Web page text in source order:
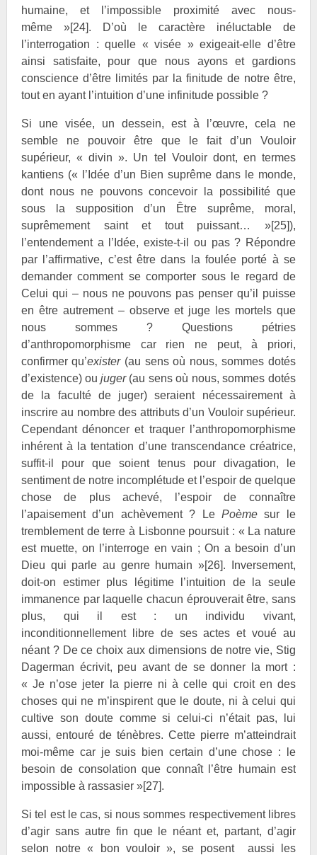
humaine, et l’impossible proximité avec nous-
même »[24]. D’où le caractère inéluctable de
l’interrogation : quelle « visée » exigeait-elle d’être
ainsi satisfaite, pour que nous ayons et gardions
conscience d’être limités par la finitude de notre être,
tout en ayant l’intuition d’une infinitude possible ?
Si une visée, un dessein, est à l’œuvre, cela ne
semble ne pouvoir être que le fait d’un Vouloir
supérieur, « divin ». Un tel Vouloir dont, en termes
kantiens (« l’Idée d’un Bien suprême dans le monde,
dont nous ne pouvons concevoir la possibilité que
sous la supposition d’un Être suprême, moral,
suprêmement saint et tout puissant… »[25]),
l’entendement a l’Idée, existe-t-il ou pas ? Répondre
par l’affirmative, c’est être dans la foulée porté à se
demander comment se comporter sous le regard de
Celui qui – nous ne pouvons pas penser qu’il puisse
en être autrement – observe et juge les mortels que
nous sommes ? Questions pétries
d’anthropomorphisme car rien ne peut, à priori,
confirmer qu’exister(au sens où nous, sommes dotés
d’existence) ou juger(au sens où nous, sommes dotés
de la faculté de juger) seraient nécessairement à
inscrire au nombre des attributs d’un Vouloir supérieur.
Cependant dénoncer et traquer l’anthropomorphisme
inhérent à la tentation d’une transcendance créatrice,
suffit-il pour que soient tenus pour divagation, le
sentiment de notre incomplétude et l’espoir de quelque
chose de plus achevé, l’espoir de connaître
l’apaisement d’un achèvement ? Le Poèmesur le
tremblement de terre à Lisbonne poursuit : « La nature
est muette, on l’interroge en vain ; On a besoin d’un
Dieu qui parle au genre humain »[26]. Inversement,
doit-on estimer plus légitime l’intuition de la seule
immanence par laquelle chacun éprouverait être, sans
plus, qui il est : un individu vivant,
inconditionnellement libre de ses actes et voué au
néant ? De ce choix aux dimensions de notre vie, Stig
Dagerman écrivit, peu avant de se donner la mort :
« Je n’ose jeter la pierre ni à celle qui croit en des
choses qui ne m’inspirent que le doute, ni à celui qui
cultive son doute comme si celui-ci n’était pas, lui
aussi, entouré de ténèbres. Cette pierre m’atteindrait
moi-même car je suis bien certain d’une chose : le
besoin de consolation que connaît l’être humain est
impossible à rassasier »[27].
Si tel est le cas, si nous sommes respectivement libres
d’agir sans autre fin que le néant et, partant, d’agir
selon notre « bon vouloir », se posent aussi les